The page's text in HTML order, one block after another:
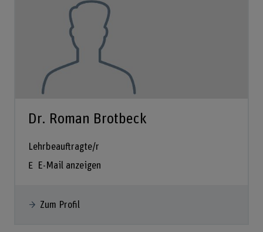
Dr. Roman Brotbeck
Lehrbeauftragte/r
E-Mail anzeigen
Zum Profil